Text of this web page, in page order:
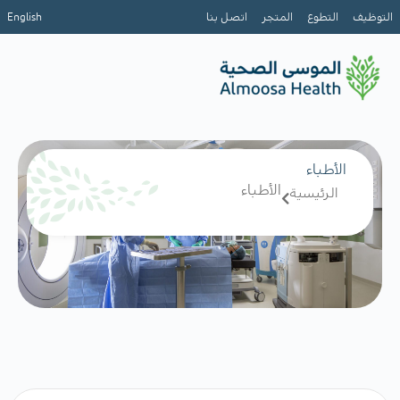
التوظيف التطوع المتجر اتصل بنا English
الأطباء
الرئيسية الأطباء